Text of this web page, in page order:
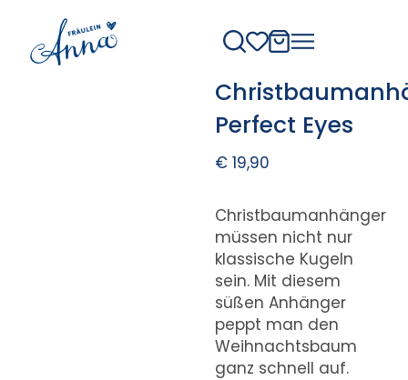
Perfect Eyes
€19,90
Christbaumanhänger
müssen nicht nur
klassische Kugeln
sein. Mit diesem
süßen Anhänger
peppt man den
Weihnachtsbaum
ganz schnell auf.